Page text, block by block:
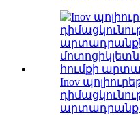
Inov
արտադրանք